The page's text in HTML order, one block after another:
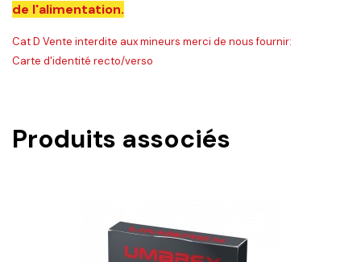
de l'alimentation.
Cat D Vente interdite aux mineurs merci de nous fournir:
Carte d'identité recto/verso
Produits associés